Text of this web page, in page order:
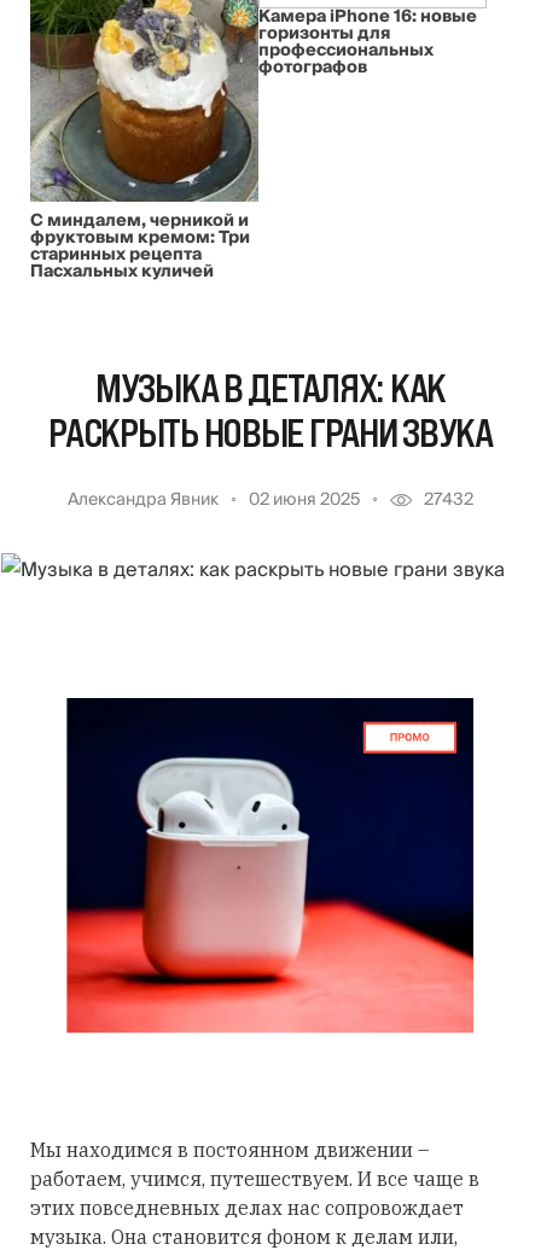
С миндалем, черникой и
фруктовым кремом: Три
старинных рецепта
Пасхальных куличей
Камера iPhone 16: новые
горизонты для
профессиональных
фотографов
МУЗЫКА В ДЕТАЛЯХ: КАК
РАСКРЫТЬ НОВЫЕ ГРАНИ ЗВУКА
Александра Явник 02 июня 2025 27432
Мы находимся в постоянном движении –
работаем, учимся, путешествуем. И все чаще в
этих повседневных делах нас сопровождает
музыка. Она становится фоном к делам или,